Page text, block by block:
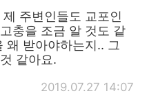
주변인들도 교포인
충을 조금 알 것도 같
왜 받아야하는지.. 그
같아요.
2019.07.27 14:07